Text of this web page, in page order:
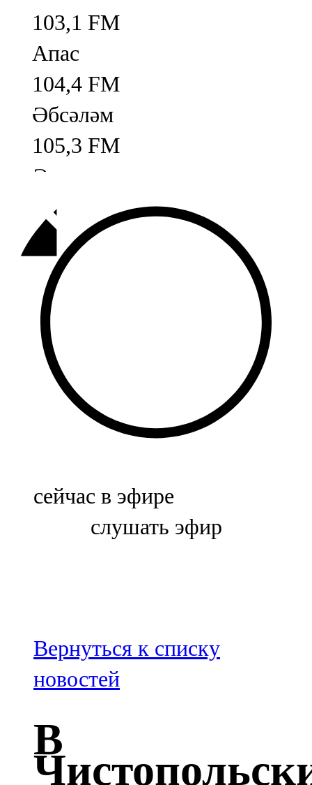
103,1 FM
Апас
104,4 FM
Әбсәләм
105,3 FM
Әлмәт
92,9 FM
Базарлы матак
107,1 FM
Балык бистәсе
104,9 FM
Баулы
107,5 FM
Биләр
Болгар
100,3 FM
Зәй
106,6 FM
Кадыбаш
105,2 FM
сейчас в эфире
слушать эфир
Вернуться к списку
новостей
В